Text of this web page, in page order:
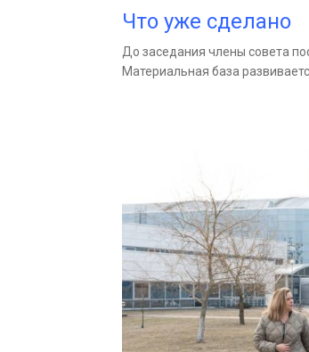
Что уже сделано
До заседания члены совета
Материальная база